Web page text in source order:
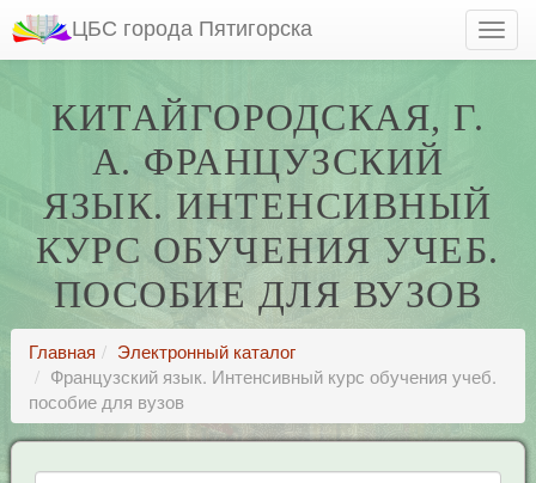
ЦБС города Пятигорска
КИТАЙГОРОДСКАЯ, Г.
А. ФРАНЦУЗСКИЙ
ЯЗЫК. ИНТЕНСИВНЫЙ
КУРС ОБУЧЕНИЯ УЧЕБ.
ПОСОБИЕ ДЛЯ ВУЗОВ
Главная
Электронный каталог
Французский язык. Интенсивный курс обучения учеб.
пособие для вузов